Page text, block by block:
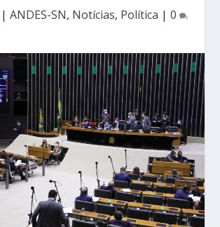
| ANDES-SN, Notícias, Política | 0